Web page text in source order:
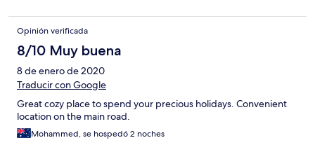
Opinión verificada
8/10 Muy buena
8 de enero de 2020
Traducir con Google
Great cozy place to spend your precious holidays. Convenient
location on the main road.
Mohammed, se hospedó 2 noches